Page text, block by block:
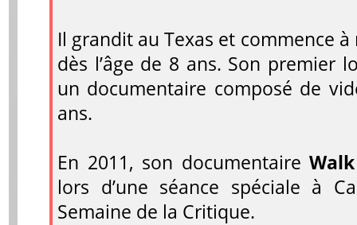
Il grandit au Texas et commence
dès l’âge de 8 ans. Son premier
un documentaire composé de
ans.
En 2011, son documentaire
lors d’une séance spéciale à
Semaine de la Critique.